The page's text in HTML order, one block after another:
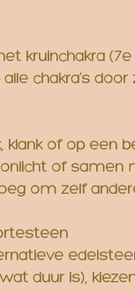
kruinchakra
chakra’s
klank of op een
of samen
om zelf
duur is),